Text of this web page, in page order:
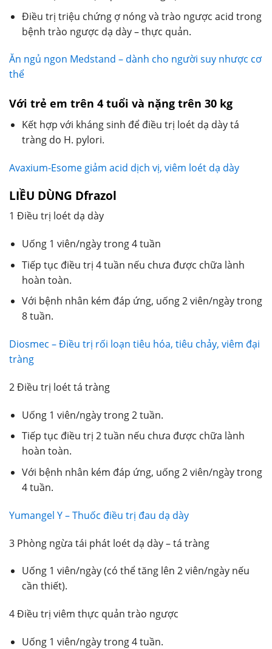
Điều trị triệu chứng ợ nóng và trào ngược acid trong
bệnh trào ngược dạ dày – thực quản.
Ăn ngủ ngon Medstand – dành cho người suy nhược cơ
thể
Với trẻ em trên 4 tuổi và nặng trên 30 kg
Kết hợp với kháng sinh để điều trị loét dạ dày tá
tràng do H. pylori.
Avaxium-Esome giảm acid dịch vị, viêm loét dạ dày
LIỀU DÙNG Dfrazol
1 Điều trị loét dạ dày
Uống 1 viên/ngày trong 4 tuần
Tiếp tục điều trị 4 tuần nếu chưa được chữa lành
hoàn toàn.
Với bệnh nhân kém đáp ứng, uống 2 viên/ngày trong
8 tuần.
Diosmec – Điều trị rối loạn tiêu hóa, tiêu chảy, viêm đại
tràng
2 Điều trị loét tá tràng
Uống 1 viên/ngày trong 2 tuần.
Tiếp tục điều trị 2 tuần nếu chưa được chữa lành
hoàn toàn.
Với bệnh nhân kém đáp ứng, uống 2 viên/ngày trong
4 tuần.
Yumangel Y – Thuốc điều trị đau dạ dày
3 Phòng ngừa tái phát loét dạ dày – tá tràng
Uống 1 viên/ngày (có thể tăng lên 2 viên/ngày nếu
cần thiết).
4 Điều trị viêm thực quản trào ngược
Uống 1 viên/ngày trong 4 tuần.